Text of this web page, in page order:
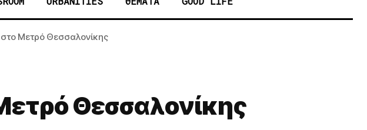
Μετρό Θεσσαλονίκης
Θεσσαλονίκης